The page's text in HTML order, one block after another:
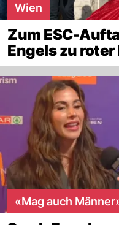
Wien
Zum ESC-
Engels zu
«Mag auch